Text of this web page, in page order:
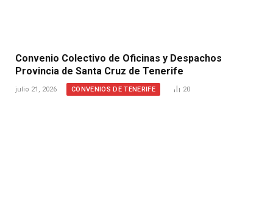
Convenio Colectivo de Oficinas y Despachos
Provincia de Santa Cruz de Tenerife
julio 21, 2026 CONVENIOS DE TENERIFE 20